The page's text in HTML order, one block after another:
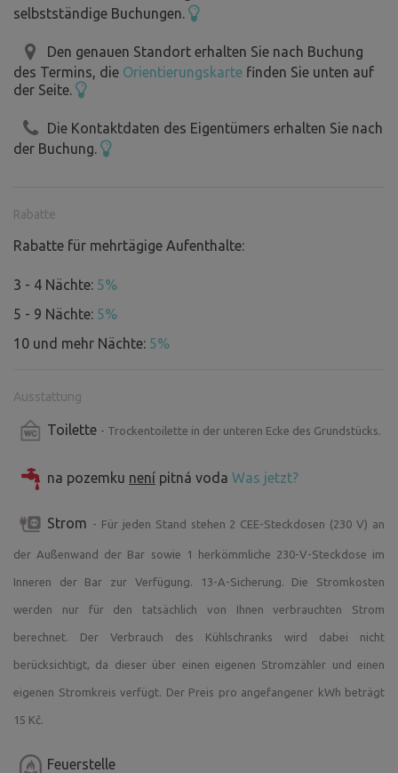
erlauben wir eine höhere Kapazität nur für Gruppen, die
Der Platz ist nicht eingezäunt und über eine asphaltierte
Straße leicht zu erreichen. Am Rande des Geländes gibt es
eine gut gepflegte Trockentoilette.
selbstständige Buchungen.
Den genauen Standort erhalten Sie nach Buchung
des Termins, die Orientierungskarte finden Sie unten auf
der Seite.
Die Kontaktdaten des Eigentümers erhalten Sie nach
der Buchung.
Rabatte
Rabatte für mehrtägige Aufenthalte:
3 - 4 Nächte: 5%
5 - 9 Nächte: 5%
10 und mehr Nächte: 5%
Ausstattung
Toilette - Trockentoilette in der unteren Ecke des Grundstücks.
na pozemku není pitná voda Was jetzt?
Strom - Für jeden Stand stehen 2 CEE-Steckdosen (230 V) an
der Außenwand der Bar sowie 1 herkömmliche 230-V-Steckdose im
Inneren der Bar zur Verfügung. 13-A-Sicherung. Die Stromkosten
werden nur für den tatsächlich von Ihnen verbrauchten Strom
berechnet. Der Verbrauch des Kühlschranks wird dabei nicht
berücksichtigt, da dieser über einen eigenen Stromzähler und einen
eigenen Stromkreis verfügt. Der Preis pro angefangener kWh beträgt
15 Kč.
Feuerstelle